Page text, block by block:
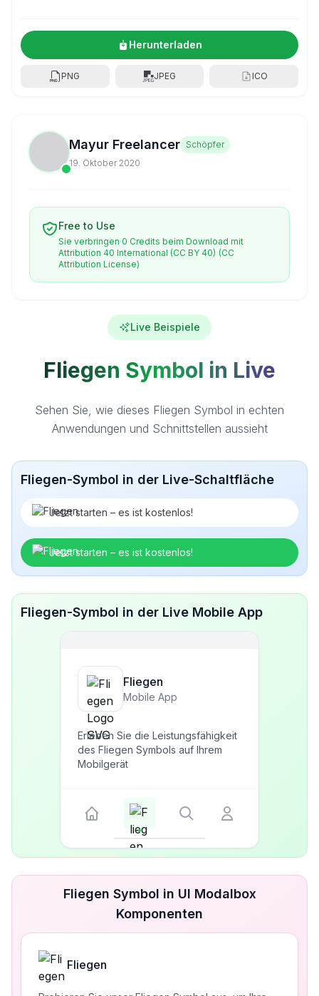
Herunterladen
PNG JPEG ICO
Mayur Freelancer Schöpfer
19. Oktober 2020
Free to Use
Sie verbringen 0 Credits beim Download mit
Attribution 40 International (CC BY 40) (CC
Attribution License)
Live Beispiele
Fliegen Symbol in Live
Sehen Sie, wie dieses Fliegen Symbol in echten
Anwendungen und Schnittstellen aussieht
Fliegen-Symbol in der Live-Schaltfläche
Jetzt starten – es ist kostenlos!
Jetzt starten – es ist kostenlos!
Fliegen-Symbol in der Live Mobile App
Fliegen
Mobile App
Erleben Sie die Leistungsfähigkeit
des Fliegen Symbols auf Ihrem
Mobilgerät
Fliegen Symbol in UI Modalbox
Komponenten
Fliegen